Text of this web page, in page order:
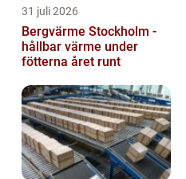
31 juli 2026
Bergvärme Stockholm -
hållbar värme under
fötterna året runt